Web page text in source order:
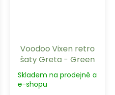
Voodoo Vixen retro
šaty Greta - Green
Skladem na prodejně a
e-shopu